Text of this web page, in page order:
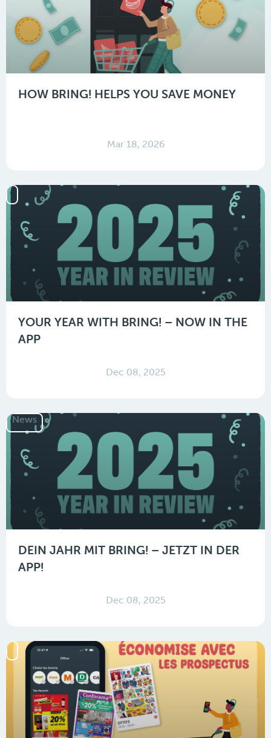
HOW BRING! HELPS YOU SAVE MONEY
Mar 18, 2026
YOUR YEAR WITH BRING! – NOW IN THE
APP
Dec 08, 2025
News
DEIN JAHR MIT BRING! – JETZT IN DER
APP!
Dec 08, 2025